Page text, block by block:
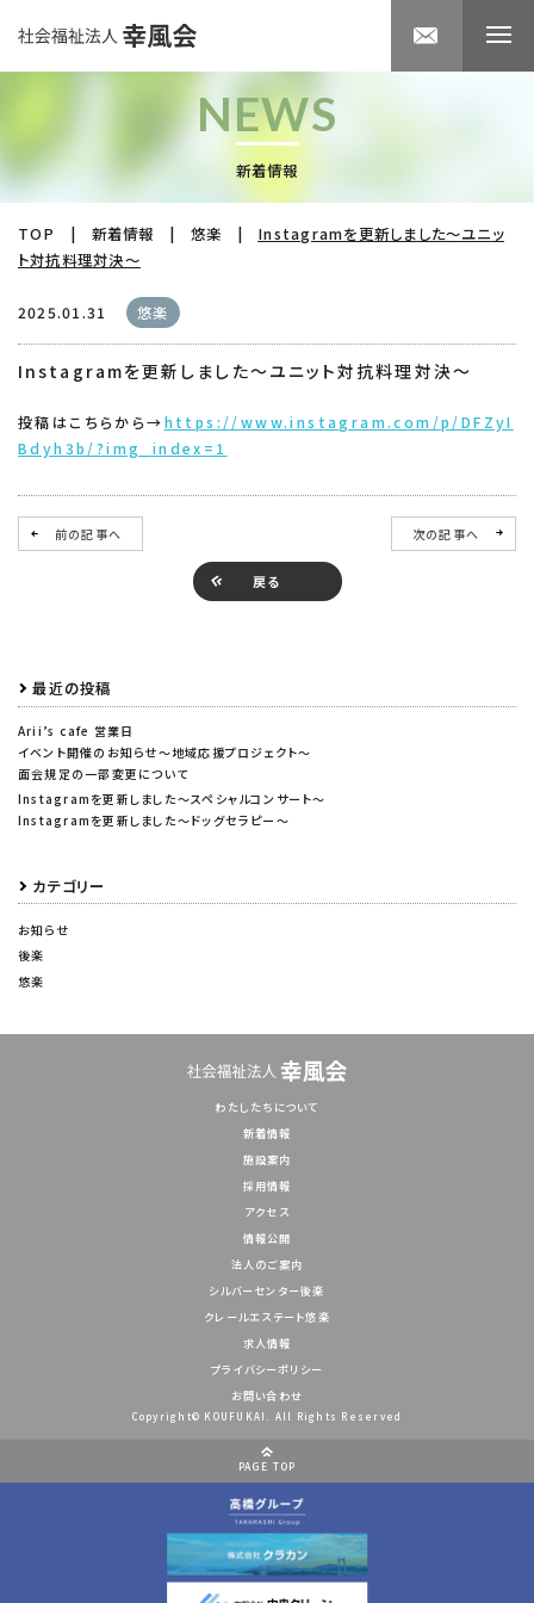
NEWS
新着情報
TOP | 新着情報 | 悠楽 |
Instagramを更新しました～ユニッ
ト対抗料理対決～
2025.01.31 悠楽
Instagramを更新しました～ユニット対抗料理対決～
投稿はこちらから→https://www.instagram.com/p/DFZyI
Bdyh3b/?img_index=1
前の記事へ 次の記事へ
戻る
最近の投稿
Arii’s cafe 営業日
イベント開催のお知らせ～地域応援プロジェクト～
面会規定の一部変更について
Instagramを更新しました～スペシャルコンサート～
Instagramを更新しました～ドッグセラピー～
カテゴリー
お知らせ
後楽
悠楽
わたしたちについて
新着情報
施設案内
採用情報
アクセス
情報公開
法人のご案内
シルバーセンター後楽
クレールエステート悠楽
求人情報
プライバシーポリシー
お問い合わせ
Copyright© KOUFUKAI. All Rights Reserved
PAGE TOP